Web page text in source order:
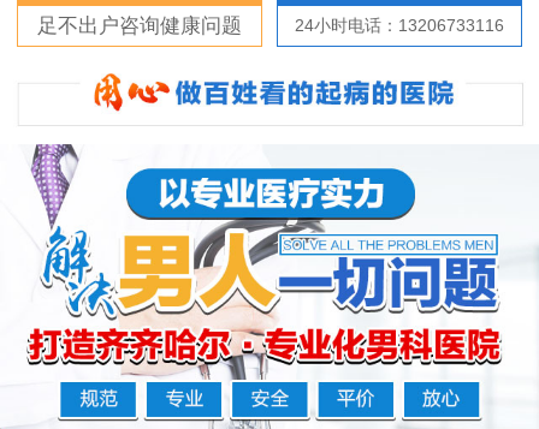
足不出户咨询健康问题 24小时电话：13206733116